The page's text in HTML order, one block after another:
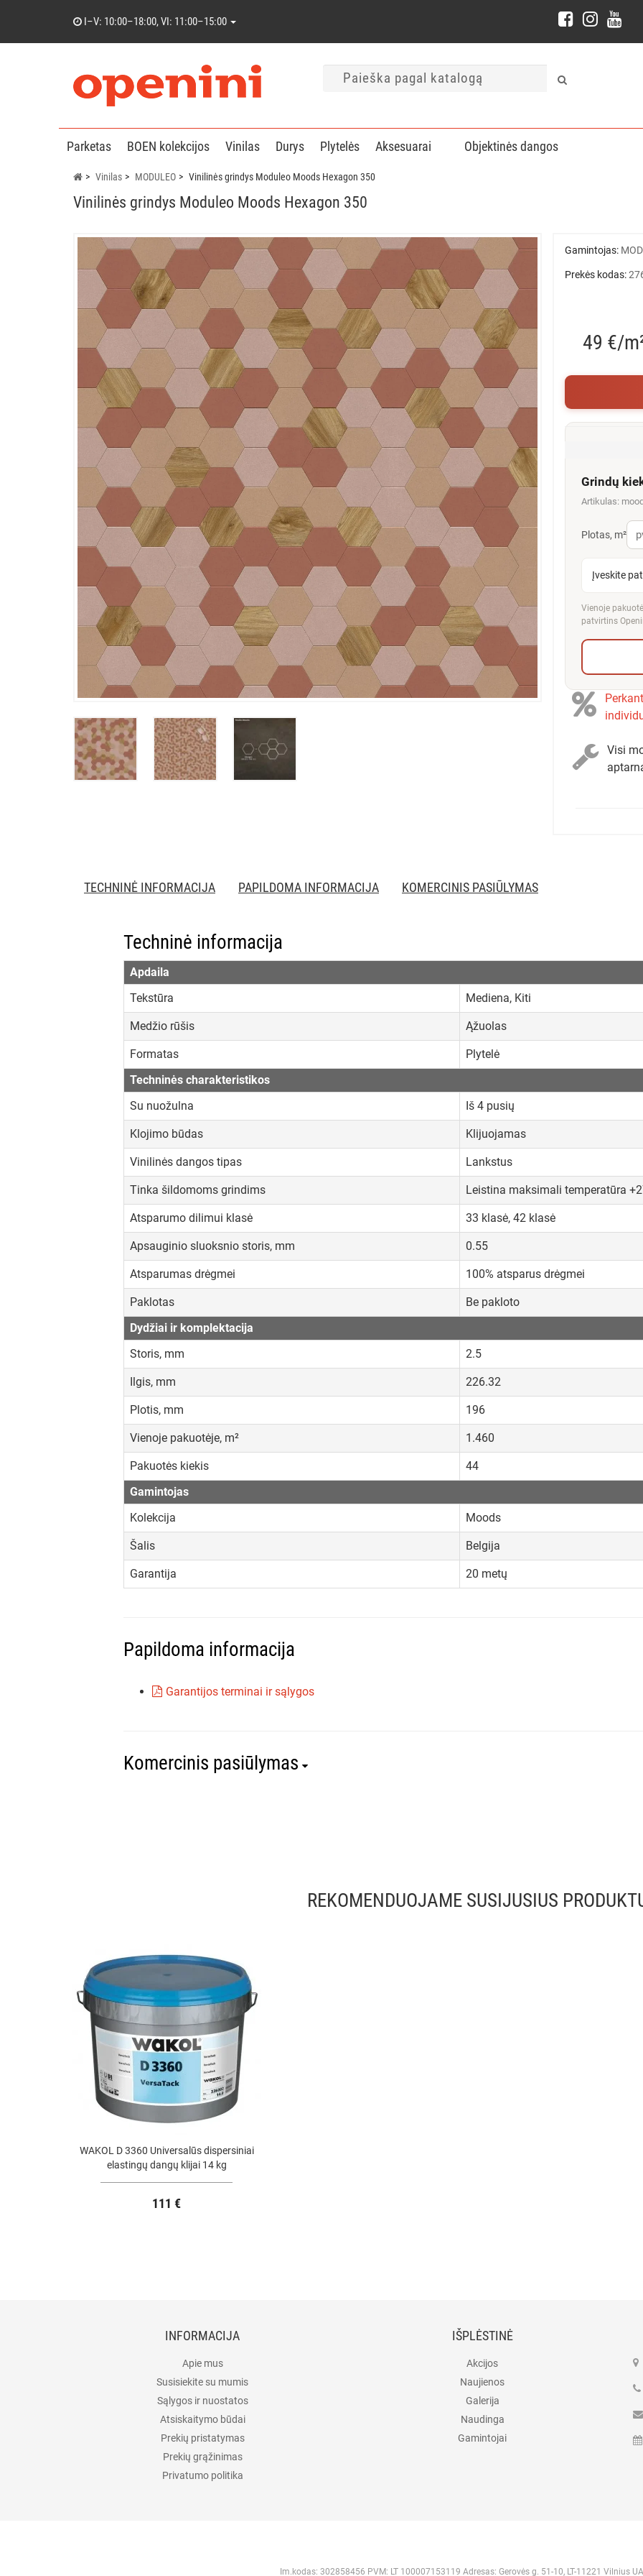
I–V: 10:00–18:00, VI: 11:00–15:00
Parketas BOEN kolekcijos Vinilas Durys Plytelės Aksesuarai Objektinės dangos
Vinilas MODULEO Vinilinės grindys Moduleo Moods Hexagon 350
Vinilinės grindys Moduleo Moods Hexagon 350
Gamintojas:
Prekės kodas:
49 €/
Grindų
Artikulas:
Plotas, m²
Įveskite
Vienoje
patvirtins
Visi
TECHNINĖ INFORMACIJA PAPILDOMA INFORMACIJA KOMERCINIS PASIŪLYMAS
Techninė informacija
Apdaila
Tekstūra
Mediena, Kiti
Medžio rūšis Ąžuolas
Formatas
Plytelė
Techninės charakteristikos
Su nuožulna
Iš 4 pusių
Klojimo būdas Klijuojamas
Vinilinės dangos tipas Lankstus
Tinka šildomoms grindims Leistina maksimali temperatūra
Atsparumo dilimui klasė 33 klasė, 42 klasė
Apsauginio sluoksnio storis, mm 0.55
Atsparumas drėgmei 100% atsparus drėgmei
Paklotas
Be pakloto
Dydžiai ir komplektacija
Storis, mm
2.5
Ilgis, mm 226.32
Plotis, mm 196
Vienoje pakuotėje, m² 1.460
Pakuotės kiekis
44
Gamintojas
Kolekcija
Moods
Šalis Belgija
Garantija 20 metų
Papildoma informacija
Garantijos terminai ir sąlygos
Komercinis pasiūlymas
REKOMENDUOJAME SUSIJUSIUS
WAKOL D 3360 Universalūs dispersiniai
elastingų dangų klijai 14 kg
111 €
INFORMACIJA
Apie mus
Susisiekite su mumis
Sąlygos ir nuostatos
Atsiskaitymo būdai
Prekių pristatymas
Prekių grąžinimas
Privatumo politika
IŠPLĖSTINĖ
Akcijos
Naujienos
Galerija
Naudinga
Gamintojai
Im.kodas: 302858456 PVM: LT 100007153119 Adresas: Gerovės g. 51-10, LT-11221 Vilnius